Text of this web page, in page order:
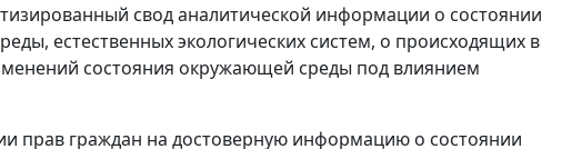
свод аналитической информации о состоянии
естественных экологических систем, о происходящих в
состояния окружающей среды под влиянием
прав граждан на достоверную информацию о состоянии